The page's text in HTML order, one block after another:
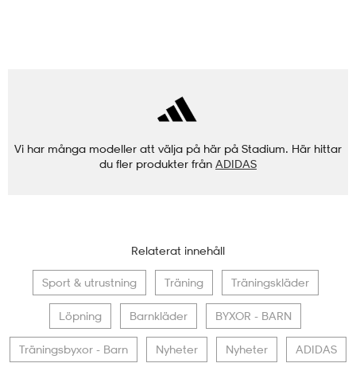
Vi har många modeller att välja på här på Stadium. Här hittar
du fler produkter från ADIDAS
Relaterat innehåll
Sport & utrustning Träning Träningskläder
Löpning Barnkläder BYXOR - BARN
Träningsbyxor - Barn Nyheter Nyheter ADIDAS